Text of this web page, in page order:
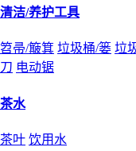
清洁/养护工具
笤帚/簸箕 垃圾桶/篓 垃
刀 电动锯
茶水
茶叶 饮用水